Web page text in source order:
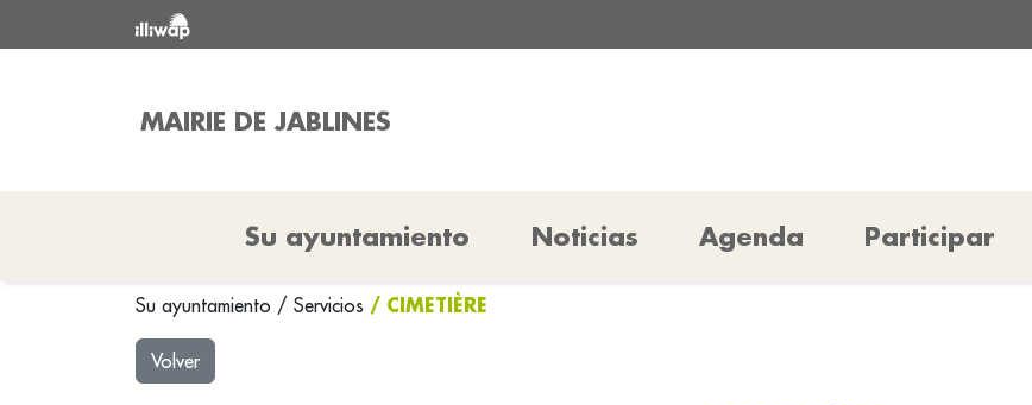
MAIRIE DE JABLINES
Su ayuntamiento Noticias Agenda Participar
Su ayuntamiento / Servicios / CIMETIÈRE
Volver